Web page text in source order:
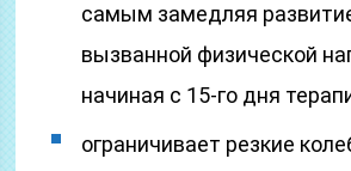
самым замедляя
вызванной физической
начиная с 15-го дня
ограничивает резкие